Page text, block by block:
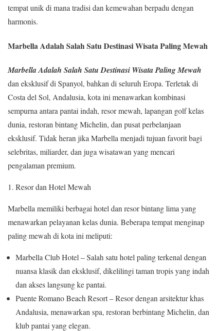
tempat unik di mana tradisi dan kemewahan berpadu dengan
harmonis.
Marbella Adalah Salah Satu Destinasi Wisata Paling Mewah
Marbella Adalah Salah Satu Destinasi Wisata Paling Mewah
dan eksklusif di Spanyol, bahkan di seluruh Eropa. Terletak di
Costa del Sol, Andalusia, kota ini menawarkan kombinasi
sempurna antara pantai indah, resor mewah, lapangan golf kelas
dunia, restoran bintang Michelin, dan pusat perbelanjaan
eksklusif. Tidak heran jika Marbella menjadi tujuan favorit bagi
selebritas, miliarder, dan juga wisatawan yang mencari
pengalaman premium.
Resor dan Hotel Mewah
Marbella memiliki berbagai hotel dan resor bintang lima yang
menawarkan pelayanan kelas dunia. Beberapa tempat menginap
paling mewah di kota ini meliputi:
Marbella Club Hotel – Salah satu hotel paling terkenal dengan
nuansa klasik dan eksklusif, dikelilingi taman tropis yang indah
dan akses langsung ke pantai.
Puente Romano Beach Resort – Resor dengan arsitektur khas
Andalusia, menawarkan spa, restoran berbintang Michelin, dan
klub pantai yang elegan.